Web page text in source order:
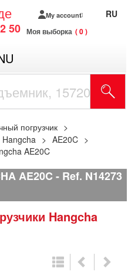
50
My account
Моя выборка 0
RU
погрузчик
Hangcha
AE20C
AE20C
AE20C Ref. N14273
Hangcha